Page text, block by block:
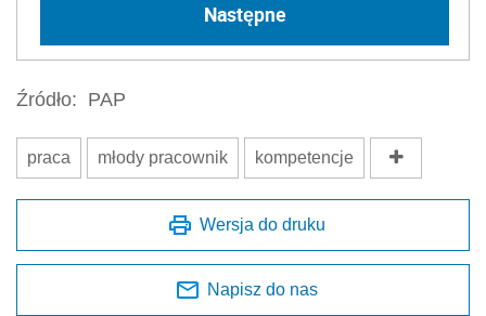
Następne
Źródło: PAP
praca młody pracownik kompetencje
Wersja do druku
Napisz do nas